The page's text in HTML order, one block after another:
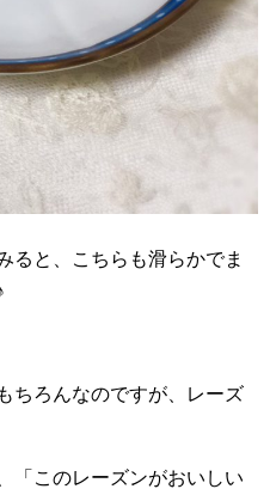
ると、こちらも滑らかでま
ちろんなのですが、レーズ
「このレーズンがおいしい